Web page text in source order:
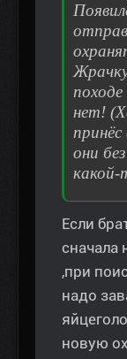
походе
нет!
они
какой-
Если
сначала
,при
надо
новую